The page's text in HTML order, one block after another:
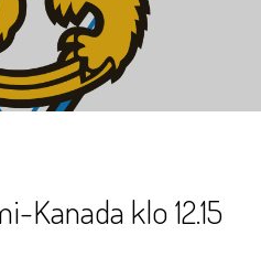
Kanada klo 12.15